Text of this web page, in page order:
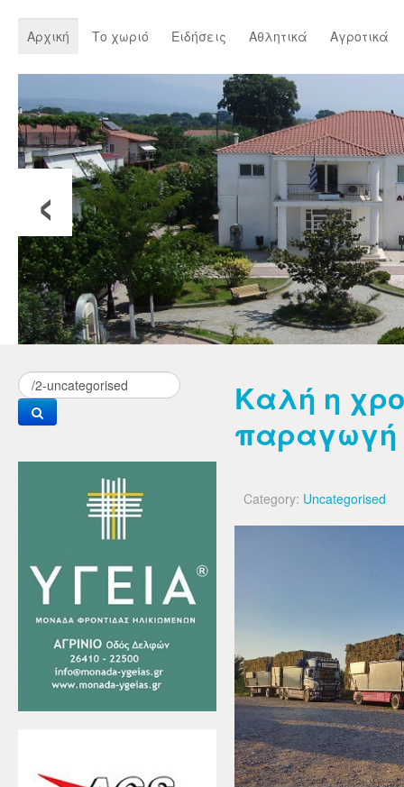
Αρχική Το χωριό Ειδήσεις Αθλητικά Αγροτικά
‹
Καλή η
παραγωγή
Category: Uncategorised